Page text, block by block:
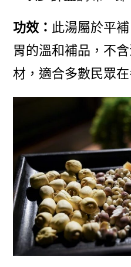
功效： 此湯屬於平
胃的溫和補品，不
材，適合多數民眾在